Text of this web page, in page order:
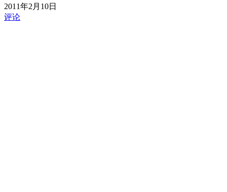
2011年2月10日
评论